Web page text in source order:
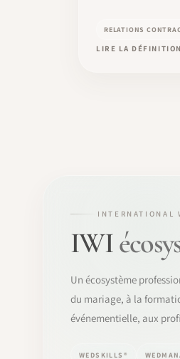
RELATIONS
LIRE LA DÉFINITION
INTERNATIONAL
IWI
Un écosystème
du mariage, à la
événementielle, aux
WEDSKILLS®